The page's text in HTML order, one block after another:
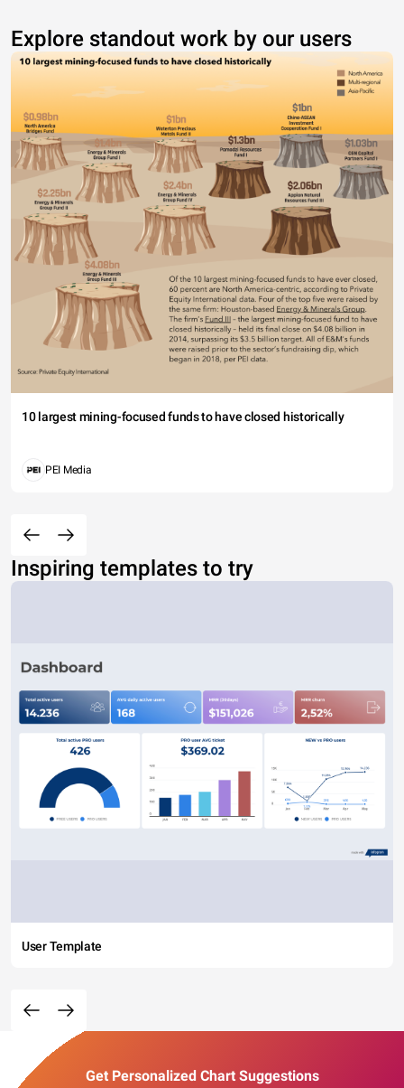
Explore standout work by our users
10 largest mining-focused funds to have closed historically
PEI Media
Inspiring templates to try
User Template
Get Personalized Chart Suggestions